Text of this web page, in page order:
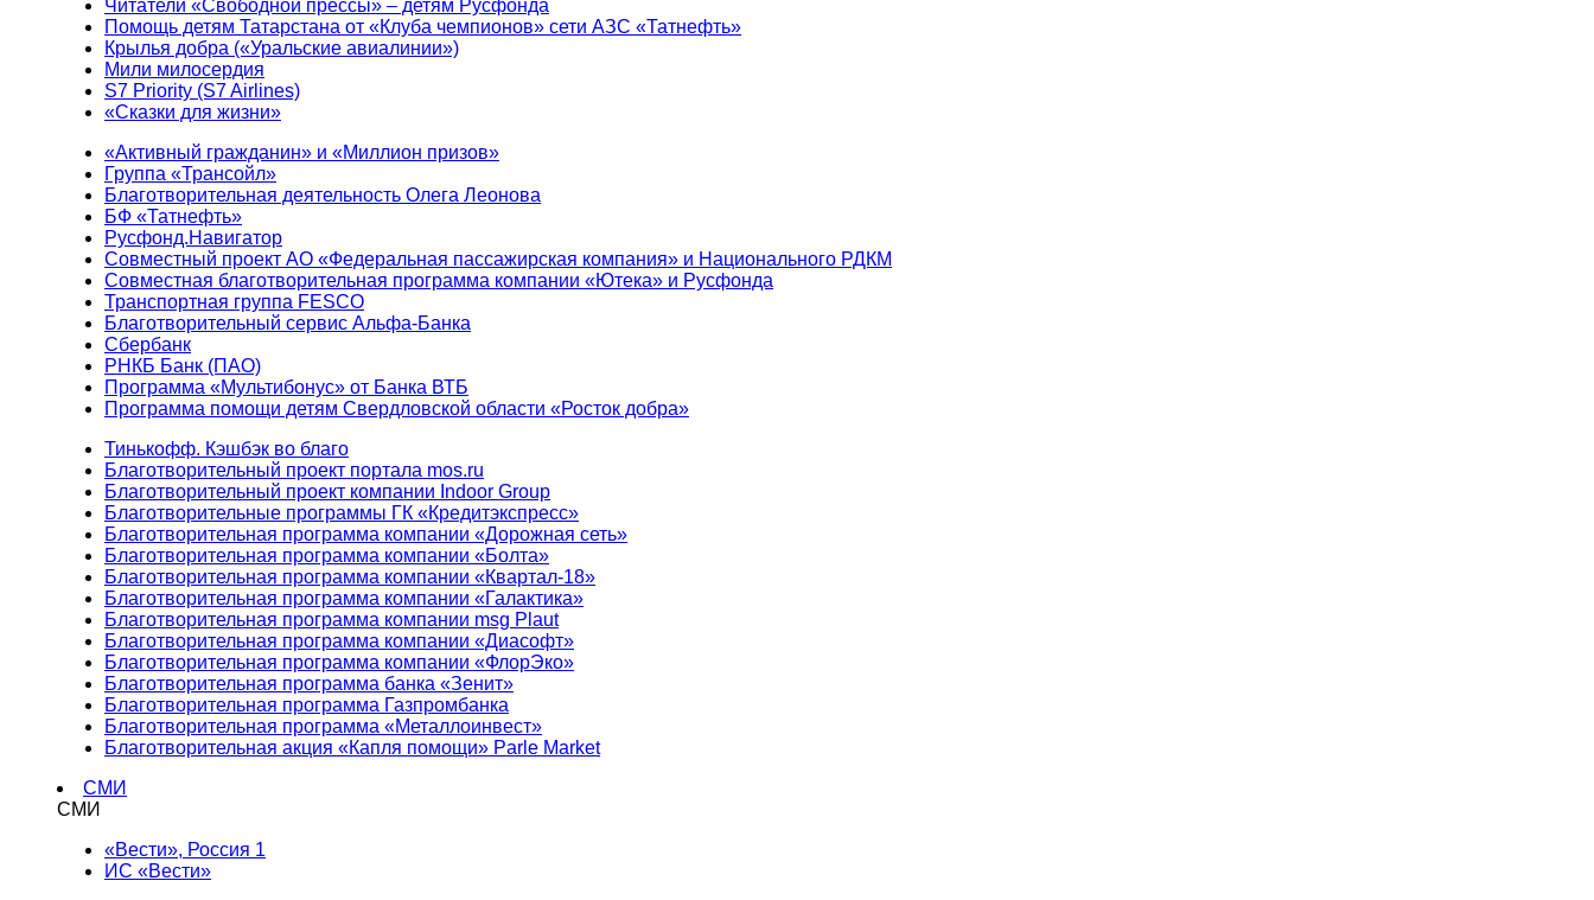
Читатели «Свободной прессы» – детям Русфонда
Помощь детям Татарстана от «Клуба чемпионов» сети АЗС «Татнефть»
Крылья добра («Уральские авиалинии»)
Мили милосердия
S7 Priority (S7 Airlines)
«Сказки для жизни»
«Активный гражданин» и «Миллион призов»
Группа «Трансойл»
Благотворительная деятельность Олега Леонова
БФ «Татнефть»
Русфонд.Навигатор
Совместный проект АО «Федеральная пассажирская компания» и Национального РДКМ
Совместная благотворительная программа компании «Ютека» и Русфонда
Транспортная группа FESCO
Благотворительный сервис Альфа-Банка
Сбербанк
РНКБ Банк (ПАО)
Программа «Мультибонус» от Банка ВТБ
Программа помощи детям Свердловской области «Росток добра»
Тинькофф. Кэшбэк во благо
Благотворительный проект портала mos.ru
Благотворительный проект компании Indoor Group
Благотворительные программы ГК «Кредитэкспресс»
Благотворительная программа компании «Дорожная сеть»
Благотворительная программа компании «Болта»
Благотворительная программа компании «Квартал-18»
Благотворительная программа компании «Галактика»
Благотворительная программа компании msg Plaut
Благотворительная программа компании «Диасофт»
Благотворительная программа компании «ФлорЭко»
Благотворительная программа банка «Зенит»
Благотворительная программа Газпромбанка
Благотворительная программа «Металлоинвест»
Благотворительная акция «Капля помощи» Parle Market
СМИ
СМИ
«Вести», Россия 1
ИС «Вести»